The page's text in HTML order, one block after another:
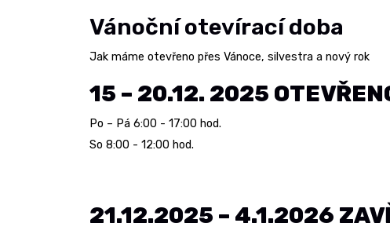
Vánoční otevírací doba
Jak máme otevřeno přes Vánoce, silvestra a nový rok
15 – 20.12. 2025
Po – Pá 6:00 - 17:00 hod.
So 8:00 - 12:00 hod.
21.12.2025 – 4.1.2026